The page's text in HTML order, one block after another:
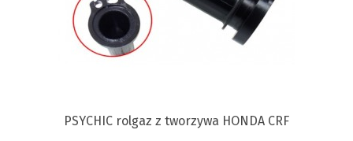
PSYCHIC rolgaz z tworzywa HONDA CRF